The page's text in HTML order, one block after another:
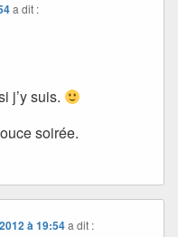
a dit :
j’y suis.
soirée.
à 19:54 a dit :